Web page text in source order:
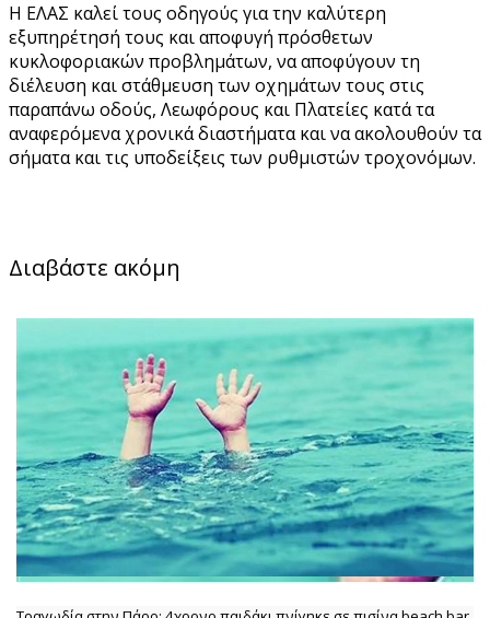
Η ΕΛΑΣ καλεί τους οδηγούς για την καλύτερη
εξυπηρέτησή τους και αποφυγή πρόσθετων
κυκλοφοριακών προβλημάτων, να αποφύγουν τη
διέλευση και στάθμευση των οχημάτων τους στις
παραπάνω οδούς, Λεωφόρους και Πλατείες κατά τα
αναφερόμενα χρονικά διαστήματα και να ακολουθούν τα
σήματα και τις υποδείξεις των ρυθμιστών τροχονόμων.
Διαβάστε ακόμη